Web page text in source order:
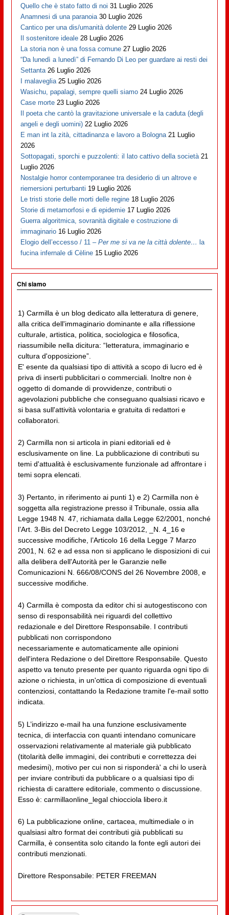
Quello che è stato fatto di noi 31 Luglio 2026
Anamnesi di una paranoia 30 Luglio 2026
Cantico per una dis/umanità dolente 29 Luglio 2026
Il sostenitore ideale 28 Luglio 2026
La storia non è una fossa comune 27 Luglio 2026
“Da lunedì a lunedì” di Fernando Di Leo per guardare ai resti dei
Settanta 26 Luglio 2026
I malaveglia 25 Luglio 2026
Wasichu, papalagi, sempre quelli siamo 24 Luglio 2026
Case morte 23 Luglio 2026
Il poeta che cantò la gravitazione universale e la caduta (degli
angeli e degli uomini) 22 Luglio 2026
E man int la zità, cittadinanza e lavoro a Bologna 21 Luglio
2026
Sottopagati, sporchi e puzzolenti: il lato cattivo della società 21
Luglio 2026
Nostalgie horror contemporanee tra desiderio di un altrove e
riemersioni perturbanti 19 Luglio 2026
Le tristi storie delle morti delle regine 18 Luglio 2026
Storie di metamorfosi e di epidemie 17 Luglio 2026
Guerra algoritmica, sovranità digitale e costruzione di
immaginario 16 Luglio 2026
Elogio dell’eccesso / 11 –Per me si va ne la città dolente… la
fucina infernale di Cèline 15 Luglio 2026
Chi siamo
1) Carmilla è un blog dedicato alla letteratura di genere,
alla critica dell'immaginario dominante e alla riflessione
culturale, artistica, politica, sociologica e filosofica,
riassumibile nella dicitura: “letteratura, immaginario e
cultura d'opposizione”.
E' esente da qualsiasi tipo di attività a scopo di lucro ed è
priva di inserti pubblicitari o commerciali. Inoltre non è
oggetto di domande di provvidenze, contributi o
agevolazioni pubbliche che conseguano qualsiasi ricavo e
si basa sull'attività volontaria e gratuita di redattori e
collaboratori.
2) Carmilla non si articola in piani editoriali ed è
esclusivamente on line. La pubblicazione di contributi su
temi d'attualità è esclusivamente funzionale ad affrontare i
temi sopra elencati.
3) Pertanto, in riferimento ai punti 1) e 2) Carmilla non è
soggetta alla registrazione presso il Tribunale, ossia alla
Legge 1948 N. 47, richiamata dalla Legge 62/2001, nonché
l’Art. 3-Bis del Decreto Legge 103/2012, _N. 4_16 e
successive modifiche, l’Articolo 16 della Legge 7 Marzo
2001, N. 62 e ad essa non si applicano le disposizioni di cui
alla delibera dell'Autorità per le Garanzie nelle
Comunicazioni N. 666/08/CONS del 26 Novembre 2008, e
successive modifiche.
4) Carmilla è composta da editor chi si autogestiscono con
senso di responsabilità nei riguardi del collettivo
redazionale e del Direttore Responsabile. I contributi
pubblicati non corrispondono
necessariamente e automaticamente alle opinioni
dell'intera Redazione o del Direttore Responsabile. Questo
aspetto va tenuto presente per quanto riguarda ogni tipo di
azione o richiesta, in un'ottica di composizione di eventuali
contenziosi, contattando la Redazione tramite l'e-mail sotto
indicata.
5) L’indirizzo e-mail ha una funzione esclusivamente
tecnica, di interfaccia con quanti intendano comunicare
osservazioni relativamente al materiale già pubblicato
(titolarità delle immagini, dei contributi e correttezza dei
medesimi), motivo per cui non si risponderà' a chi lo userà
per inviare contributi da pubblicare o a qualsiasi tipo di
richiesta di carattere editoriale, commento o discussione.
Esso è: carmillaonline_legal chiocciola libero.it
6) La pubblicazione online, cartacea, multimediale o in
qualsiasi altro format dei contributi già pubblicati su
Carmilla, è consentita solo citando la fonte egli autori dei
contributi menzionati.
Direttore Responsabile: PETER FREEMAN